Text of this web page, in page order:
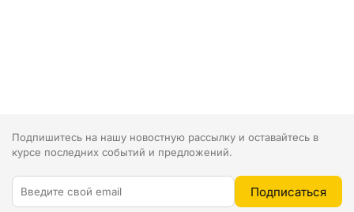
Подпишитесь на нашу новостную рассылку и оставайтесь в
курсе последних событий и предложений.